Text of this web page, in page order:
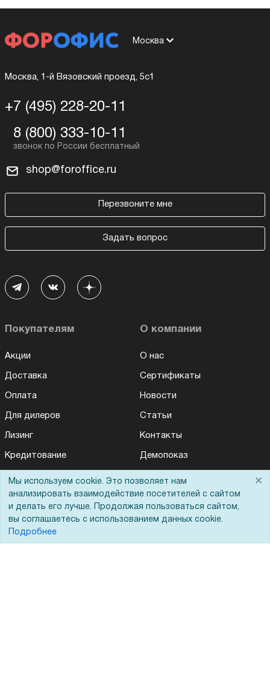
Москва
Москва, 1-й Вязовский проезд, 5с1
+7 (495) 228-20-11
8 (800) 333-10-11
shop@foroffice.ru
Перезвоните мне
Задать вопрос
Покупателям
Акции
Доставка
Оплата
Для дилеров
Лизинг
Кредитование
Госучреждениям
Тендеры
Бренды
ЭДО
О компании
О нас
Сертификаты
Новости
Статьи
Контакты
Демопоказ
Мы используем cookie. Это позволяет нам
анализировать взаимодействие посетителей с сайтом
и делать его лучше. Продолжая пользоваться сайтом,
вы соглашаетесь с использованием данных cookie.
Подробнее
×